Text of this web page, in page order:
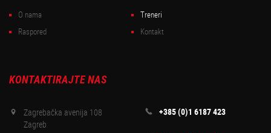
O nama
Treneri
Raspored
Kontakt
KONTAKTIRAJTE NAS
Zagrebačka avenija 108
Zagreb
+385 (0)1 6187 423